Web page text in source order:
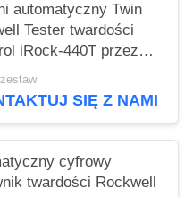
automatyczny Twin
Tester twardości
iRock-440T przez
operacji
SIĘ Z NAMI
cyfrowy
twardości Rockwell